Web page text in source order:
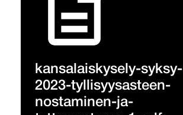
kansalaiskysely-syksy-
2023-tyllisyysasteen-
nostaminen-ja-